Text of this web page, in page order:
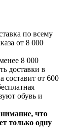
по всему
от 8 000
8 000
доставки в
от 600
обувь и
что
только одну